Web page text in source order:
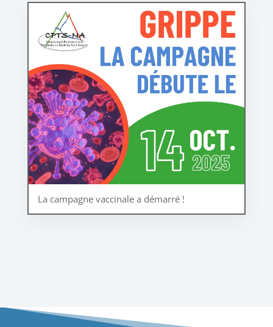
La campagne vaccinale a démarré !